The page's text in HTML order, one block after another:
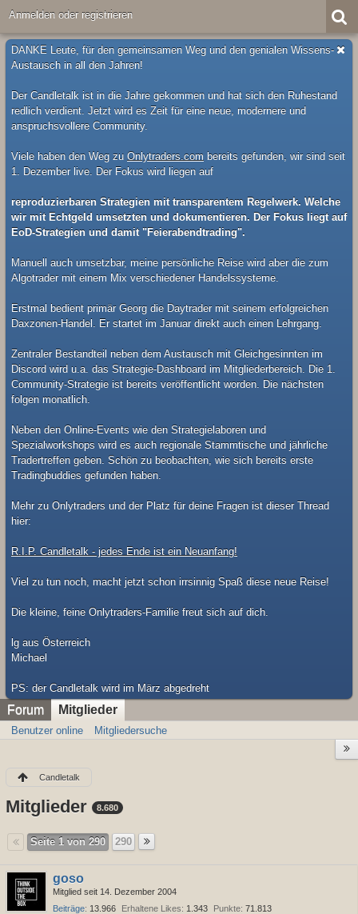
Anmelden oder registrieren
DANKE Leute, für den gemeinsamen Weg und den genialen Wissens-
Austausch in all den Jahren!
Der Candletalk ist in die Jahre gekommen und hat sich den Ruhestand
redlich verdient. Jetzt wird es Zeit für eine neue, modernere und
anspruchsvollere Community.
Viele haben den Weg zu Onlytraders.com bereits gefunden, wir sind seit
1. Dezember live. Der Fokus wird liegen auf
reproduzierbaren Strategien mit transparentem Regelwerk. Welche
wir mit Echtgeld umsetzten und dokumentieren. Der Fokus liegt auf
EoD-Strategien und damit "Feierabendtrading".
Manuell auch umsetzbar, meine persönliche Reise wird aber die zum
Algotrader mit einem Mix verschiedener Handelssysteme.
Erstmal bedient primär Georg die Daytrader mit seinem erfolgreichen
Daxzonen-Handel. Er startet im Januar direkt auch einen Lehrgang.
Zentraler Bestandteil neben dem Austausch mit Gleichgesinnten im
Discord wird u.a. das Strategie-Dashboard im Mitgliederbereich. Die 1.
Community-Strategie ist bereits veröffentlicht worden. Die nächsten
folgen monatlich.
Neben den Online-Events wie den Strategielaboren und
Spezialworkshops wird es auch regionale Stammtische und jährliche
Tradertreffen geben. Schön zu beobachten, wie sich bereits erste
Tradingbuddies gefunden haben.
Mehr zu Onlytraders und der Platz für deine Fragen ist dieser Thread
hier:
R.I.P. Candletalk - jedes Ende ist ein Neuanfang!
Viel zu tun noch, macht jetzt schon irrsinnig Spaß diese neue Reise!
Die kleine, feine Onlytraders-Familie freut sich auf dich.
lg aus Österreich
Michael
​PS: der Candletalk wird im März abgedreht
Forum Mitglieder
Benutzer online Mitgliedersuche
Candletalk
Mitglieder 8.680
Seite 1 von 290 290
goso
Mitglied seit 14. Dezember 2004
Beiträge 13.966 Erhaltene Likes 1.343 Punkte 71.813